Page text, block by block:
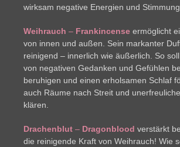
wirksam negative Energien und
Weihrauch – Frankincense ermöglicht
von innen und außen. Sein markanter
reinigend – innerlich wie äußerlich. So
von negativen Gedanken und Gefühlen
beruhigen und einen erholsamen Schlaf
auch Räume nach Streit und
klären.
Drachenblut – Dragonblood verstärkt
die reinigende Kraft von Weihrauch! Wie